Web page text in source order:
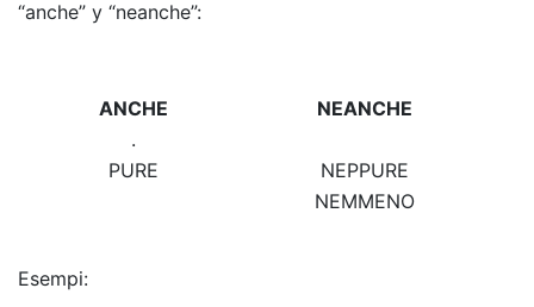
“anche” y “neanche”:
ANCHE
NEANCHE
.
PURE
NEPPURE
NEMMENO
Esempi: